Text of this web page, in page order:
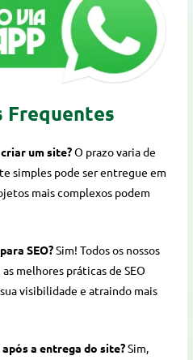
Frequentes
um site?O prazo varia de
simples pode ser entregue em
mais complexos podem
SEO?Sim! Todos os nossos
melhores práticas de SEO
visibilidade e atraindo mais
a entrega do site?Sim,